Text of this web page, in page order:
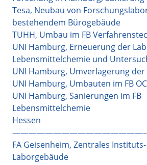
Tesa, Neubau von
bestehendem Bürogebäude
TUHH, Umbau im FB
UNI Hamburg, Erneuerung der
Lebensmittelchemie und
UNI Hamburg, Umverlagerung der
UNI Hamburg, Umbauten im FB OC
UNI Hamburg, Sanierungen im FB
Lebensmittelchemie
Hessen
————————————————–
FA Geisenheim, Zentrales
Laborgebäude